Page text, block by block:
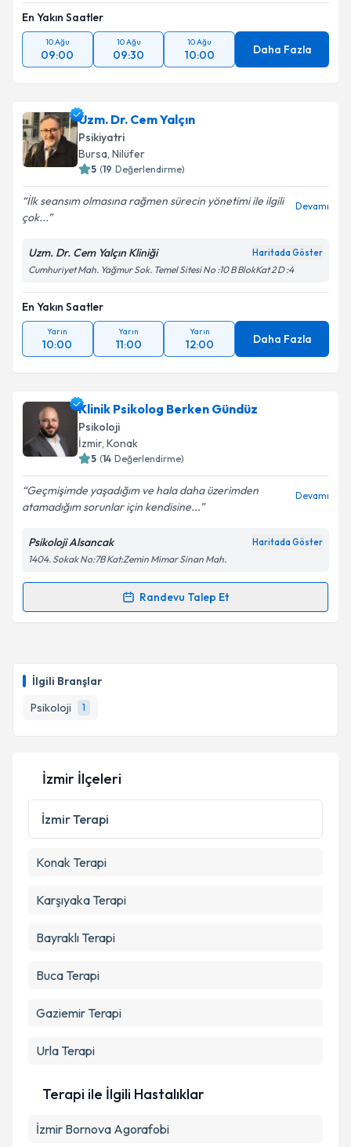
İlgili Branşlar
Psikoloji
1
En Yakın Saatler
10 Ağu
09:00
10 Ağu
09:30
10 Ağu
10:00 Daha Fazla
Uzm. Dr. Cem Yalçın
Psikiyatri
Bursa, Nilüfer
5 (19 Değerlendirme)
İlk seansım olmasına rağmen sürecin yönetimi ile ilgili
çok...
Devamı
Uzm. Dr. Cem Yalçın Kliniği Haritada Göster
Cumhuriyet Mah. Yağmur Sok. Temel Sitesi No :10 B BlokKat 2 D :4
En Yakın Saatler
Yarın
10:00
Yarın
11:00
Yarın
12:00 Daha Fazla
Klinik Psikolog Berken Gündüz
Psikoloji
İzmir, Konak
5 (14 Değerlendirme)
Geçmişimde yaşadığım ve hala daha üzerimden
atamadığım sorunlar için kendisine...
Devamı
Psikoloji Alsancak Haritada Göster
1404. Sokak No:7B Kat:Zemin Mimar Sinan Mah.
Randevu Talep Et
Randevu Takvimi Talebi
için bir takvim hazırlandığında e-posta ile
bilgilendireceğiz.
E-posta Adresiniz
Kişisel verilerimin işlenmesine ilişkin
Metni'ni okudum ve kişisel verilerimin belirtilen
Takvim Talebini Gönder
İzmir İlçeleri
İzmirTerapi
Konak Terapi
Karşıyaka Terapi
Bayraklı Terapi
Buca Terapi
Gaziemir Terapi
Urla Terapi
Terapi ile İlgili Hastalıklar
İzmir Bornova Agorafobi